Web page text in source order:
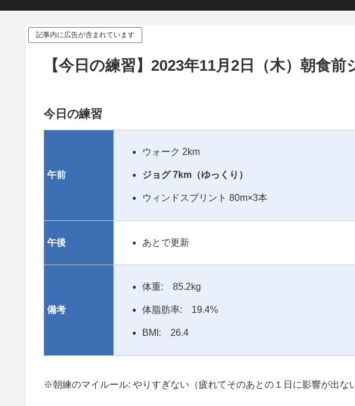
記事内に広告が含まれています
【今日の練習】2023年11月2日（木）朝食前
今日の練習
午前
ウォーク 2km
ジョグ 7km（ゆっくり）
ウィンドスプリント 80m×3本
午後 あとで更新
備考
体重: 85.2kg
体脂肪率: 19.4%
BMI: 26.4
※朝練のマイルール: やりすぎない（疲れてそのあとの１日に影響が出な